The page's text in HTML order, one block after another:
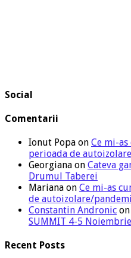
Social
Comentarii
Ionut Popa on Ce mi-
perioada de
Georgiana on Cateva
Drumul Taberei
Mariana on Ce mi-as
de autoizolare/
Constantin Andronic on
SUMMIT 4-5 Noiembrie
Recent Posts